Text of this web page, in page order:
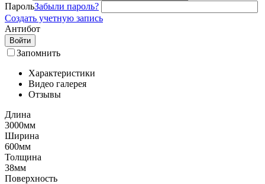
ПарольЗабыли пароль?
Создать учетную запись
Антибот
Войти
Запомнить
Характеристики
Видео галерея
Отзывы
Длина
3000мм
Ширина
600мм
Толщина
38мм
Поверхность